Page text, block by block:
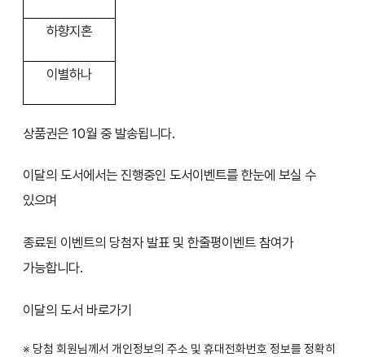
하향지혼
이별하나
상품권은 10월 중 발송됩니다.
이달의 도서에서는 진행중인 도서이벤트를 한눈에 보실 수
있으며
종료된 이벤트의 당첨자 발표 및 한줄평이벤트 참여가
가능합니다.
이달의 도서 바로가기
※ 당첨 회원님께서 개인정보의 주소 및 휴대전화번호 정보를 정확히